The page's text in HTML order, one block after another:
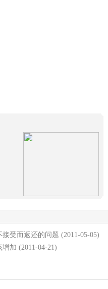
接受而返还的问题 (2011-05-05)
增加 (2011-04-21)